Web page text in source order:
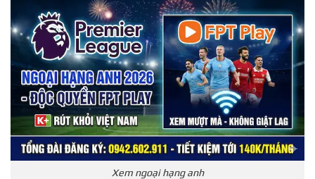
Xem ngoại hạng anh